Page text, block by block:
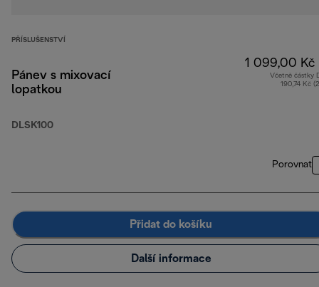
PŘÍSLUŠENSTVÍ
Pánev s mixovací
lopatkou
DLSK100
1 099,00 Kč
Včetně částky
190,74 Kč
Porovnat
Přidat do košíku
Další informace